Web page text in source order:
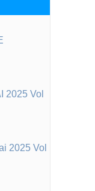
2025 Vol
2025 Vol